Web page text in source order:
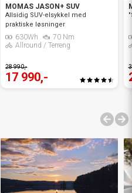
MOMAS JASON+ SUV
Allsidig SUV-elsykkel med
praktiske løsninger
630Wh
70 Nm
Allround / Terreng
17 990,-
28 990,-